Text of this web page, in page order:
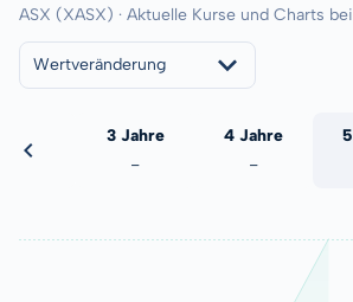
ASX (XASX) · Aktuelle Kurse und Charts bei
Wertveränderung
3 Jahre
-
4 Jahre
-